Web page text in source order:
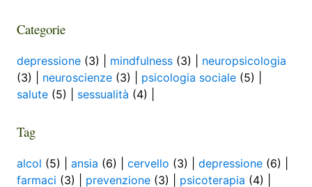
Categorie
depressione (3) | mindfulness (3) | neuropsicologia
(3) | neuroscienze (3) | psicologia sociale (5) |
salute (5) | sessualità (4) |
Tag
alcol (5) | ansia (6) | cervello (3) | depressione (6) |
farmaci (3) | prevenzione (3) | psicoterapia (4) |